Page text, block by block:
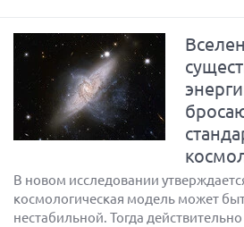
В новом исследовании
космологическая модель может
нестабильной. Тогда